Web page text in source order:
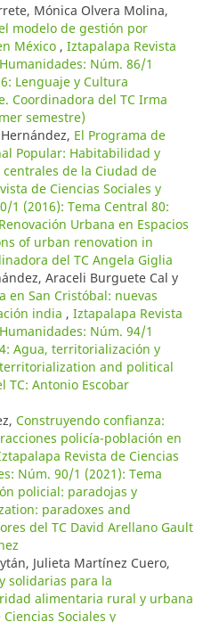
Mónica Olvera Molina,
modelo de gestión por
México , Iztapalapa Revista
Núm. 86/1
Lenguaje y Cultura
Coordinadora del TC Irma
semestre)
El Programa de
Popular: Habitabilidad y
de la Ciudad de
de Ciencias Sociales y
1 (2016): Tema Central 80:
Urbana en Espacios
of urban renovation in
del TC Angela Giglia
Araceli Burguete Cal y
en San Cristóbal: nuevas
india , Iztapalapa Revista
Núm. 94/1
Agua, territorialización y
and political
TC: Antonio Escobar
Construyendo confianza:
policía-población en
Revista de Ciencias
Núm. 90/1 (2021): Tema
policial: paradojas y
paradoxes and
del TC David Arellano Gault
Julieta Martínez Cuero,
solidarias para la
alimentaria rural y urbana
Sociales y